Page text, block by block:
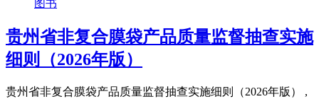
图书
贵州省非复合膜袋产品质量监督抽查实施
细则（2026年版）
贵州省非复合膜袋产品质量监督抽查实施细则（2026年版） ,